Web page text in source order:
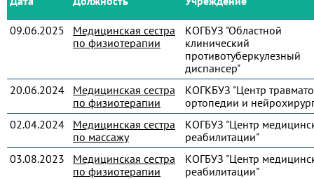
09.06.2025
Медицинская сестра
по физиотерапии
КОГБУЗ "Областной
клинический
противотуберкулезный
диспансер"
20.06.2024
Медицинская сестра
по физиотерапии
КОГКБУЗ "Центр
ортопедии и
02.04.2024
Медицинская сестра
по массажу
КОГБУЗ "Центр
реабилитации"
03.08.2023
Медицинская сестра
по физиотерапии
КОГБУЗ "Центр
реабилитации"